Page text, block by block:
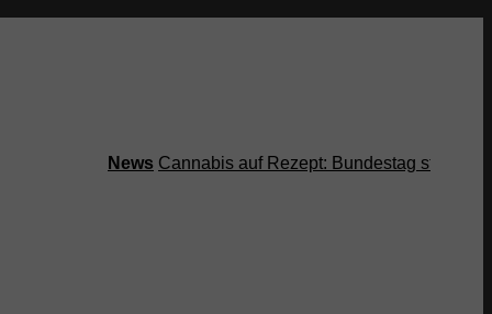
News Cannabis auf Rezept: Bundestag streicht